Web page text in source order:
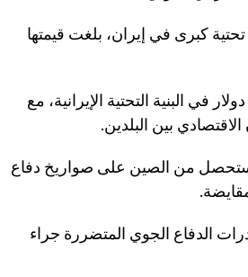
كبرى في إيران، بلغت قيمتها
التزمت منذ بداية القرن باستثمار نحو 25 مليار دولار في البنية التحتية الإيرانية، مع
ستحصل من الصين على صواريخ دفاع
الدفاع الجوي المتضررة جراء